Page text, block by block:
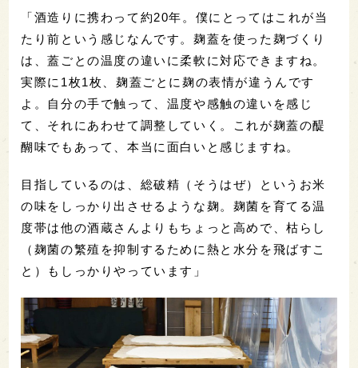
「酒造りに携わって約20年。僕にとってはこれが当
たり前という感じなんです。麹蓋を使った麹づくり
は、蓋ごとの温度の違いに柔軟に対応できますね。
実際に1枚1枚、麹蓋ごとに麹の表情が違うんです
よ。自分の手で触って、温度や感触の違いを感じ
て、それにあわせて調整していく。これが麹蓋の醍
醐味でもあって、本当に面白いと感じますね。
目指しているのは、総破精（そうはぜ）というお米
の味をしっかり出させるような麹。麹菌を育てる温
度帯は他の酒蔵さんよりもちょっと高めで、枯らし
（麹菌の繁殖を抑制するために熱と水分を飛ばすこ
と）もしっかりやっています」